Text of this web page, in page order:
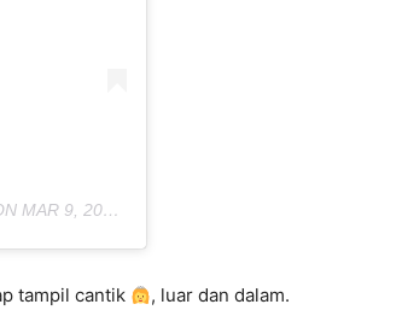
MAR 9, 2020 AT 11:33PM PDT
tampil cantik
, luar dan dalam.